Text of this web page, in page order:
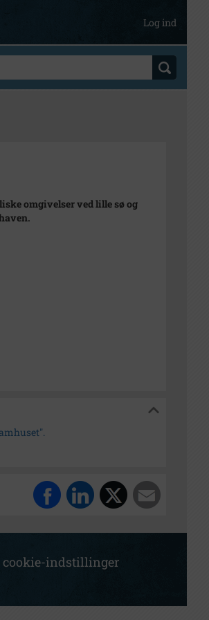
Log ind
omgivelser ved lille sø og
cookie-indstillinger